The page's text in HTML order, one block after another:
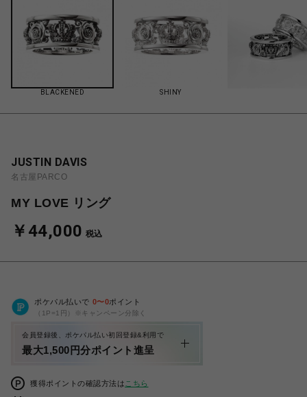
BLACKENED SHINY
JUSTIN DAVIS
名古屋PARCO
MY LOVE リング
￥44,000 税込
ポケパル払いで 0〜0ポイント
（1P=1円）※キャンペーン分除く
会員登録後、ポケパル払い初回登録&利用で
最大1,500円分ポイント進呈
獲得ポイントの確認方法は こちら